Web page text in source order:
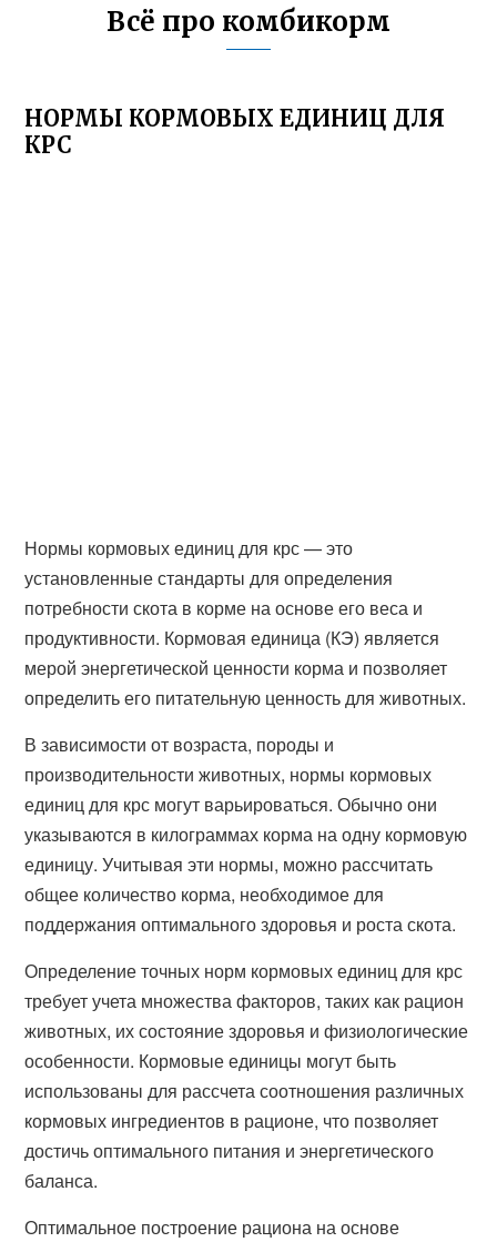
Всё про комбикорм
НОРМЫ КОРМОВЫХ ЕДИНИЦ ДЛЯ
КРС
Нормы кормовых единиц для крс — это
установленные стандарты для определения
потребности скота в корме на основе его веса и
продуктивности. Кормовая единица (КЭ) является
мерой энергетической ценности корма и позволяет
определить его питательную ценность для животных.
В зависимости от возраста, породы и
производительности животных, нормы кормовых
единиц для крс могут варьироваться. Обычно они
указываются в килограммах корма на одну кормовую
единицу. Учитывая эти нормы, можно рассчитать
общее количество корма, необходимое для
поддержания оптимального здоровья и роста скота.
Определение точных норм кормовых единиц для крс
требует учета множества факторов, таких как рацион
животных, их состояние здоровья и физиологические
особенности. Кормовые единицы могут быть
использованы для рассчета соотношения различных
кормовых ингредиентов в рационе, что позволяет
достичь оптимального питания и энергетического
баланса.
Оптимальное построение рациона на основе